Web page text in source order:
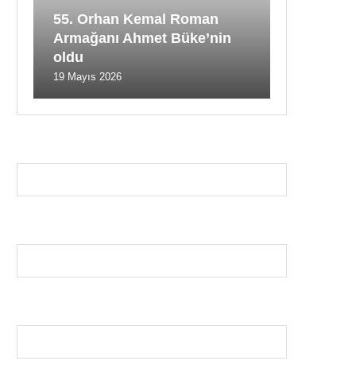
55. Orhan Kemal Roman
Armağanı Ahmet Büke’nin
oldu
19 Mayıs 2026